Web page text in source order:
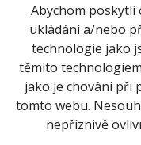
Abychom poskytli
ukládání a/nebo
technologie jako
těmito
jako je chování při
tomto webu.
nepříznivě
jednotlivé typy
způsob jejich
nejtemnější
existují způsoby,
neuvěřitelně
podivuhodných
planetária, s